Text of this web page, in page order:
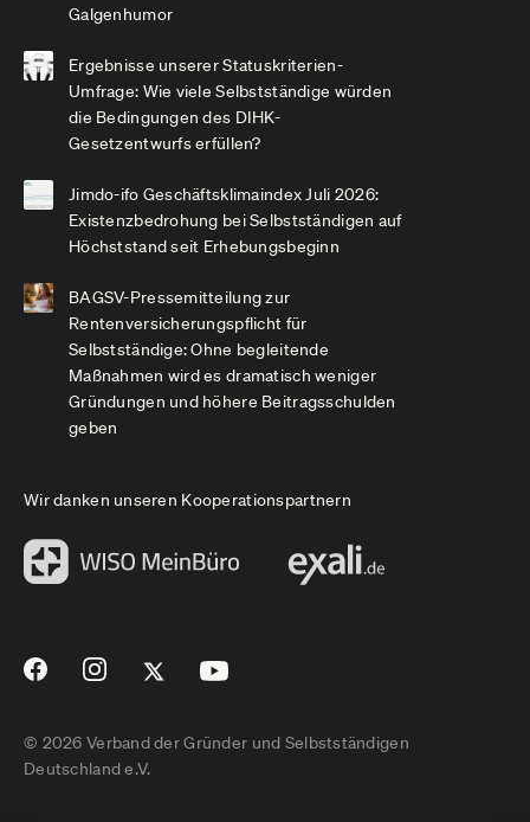
Galgenhumor
Ergebnisse unserer Statuskriterien-
Umfrage: Wie viele Selbstständige würden
die Bedingungen des DIHK-
Gesetzentwurfs erfüllen?
Jimdo-ifo Geschäftsklimaindex Juli 2026:
Existenzbedrohung bei Selbstständigen auf
Höchststand seit Erhebungsbeginn
BAGSV-Pressemitteilung zur
Rentenversicherungspflicht für
Selbstständige: Ohne begleitende
Maßnahmen wird es dramatisch weniger
Gründungen und höhere Beitragsschulden
geben
Wir danken unseren Kooperationspartnern
© 2026 Verband der Gründer und Selbstständigen
Deutschland e.V.